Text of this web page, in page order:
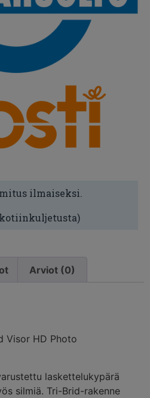
ilmaiseksi.
Arviot (0)
Visor HD Photo
laskettelukypärä
silmiä. Tri-Brid-rakenne